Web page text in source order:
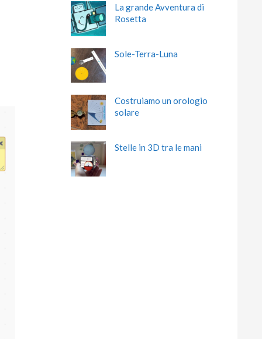
La grande Avventura di
Rosetta
Sole-Terra-Luna
Costruiamo un orologio
solare
Stelle in 3D tra le mani